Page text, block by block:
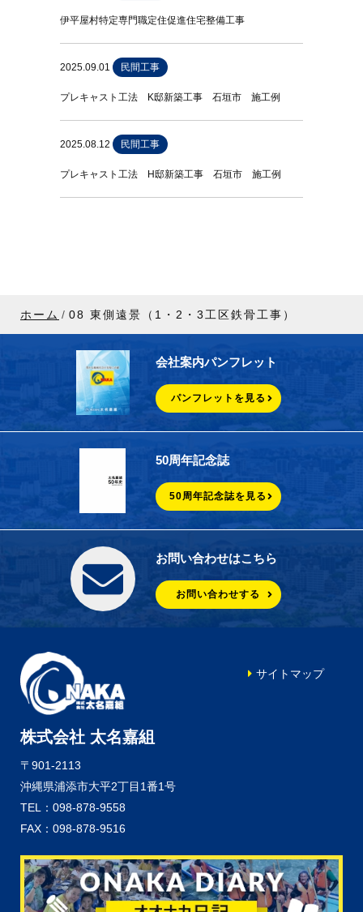
伊平屋村特定専門職定住促進住宅整備工事
2025.09.01 民間工事
プレキャスト工法 K邸新築工事 石垣市 施工例
2025.08.12 民間工事
プレキャスト工法 H邸新築工事 石垣市 施工例
ホーム 08 東側遠景（1・2・3工区鉄骨工事）
会社案内パンフレット
パンフレットを見る
50周年記念誌
50周年記念誌を見る
お問い合わせはこちら
お問い合わせする
株式会社 太名嘉組
〒901-2113
沖縄県浦添市大平2丁目1番1号
TEL：098-878-9558
FAX：098-878-9516
サイトマップ